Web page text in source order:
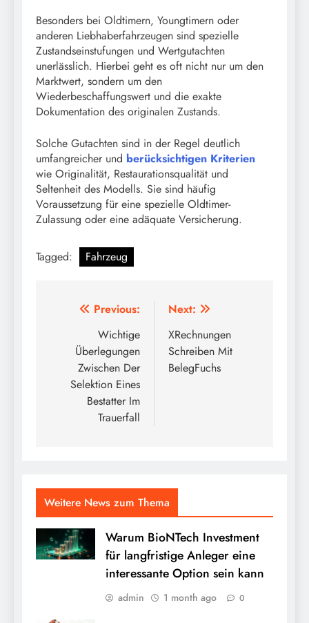
Besonders bei Oldtimern, Youngtimern oder
anderen Liebhaberfahrzeugen sind spezielle
Zustandseinstufungen und Wertgutachten
unerlässlich. Hierbei geht es oft nicht nur um den
Marktwert, sondern um den
Wiederbeschaffungswert und die exakte
Dokumentation des originalen Zustands.
Solche Gutachten sind in der Regel deutlich
umfangreicher und berücksichtigen Kriterien
wie Originalität, Restaurationsqualität und
Seltenheit des Modells. Sie sind häufig
Voraussetzung für eine spezielle Oldtimer-
Zulassung oder eine adäquate Versicherung.
Tagged: Fahrzeug
Post
navigation
Previous:
Wichtige
Überlegungen
Zwischen Der
Selektion Eines
Bestatter Im
Trauerfall
Next:
XRechnungen
Schreiben Mit
BelegFuchs
Weitere News zum Thema
Warum BioNTech Investment
für langfristige Anleger eine
interessante Option sein kann
admin 1 month ago 0